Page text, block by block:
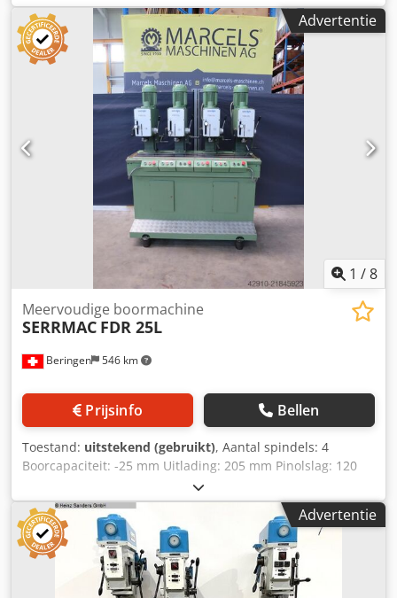
Spilafstand: 455 mm Kopinstelling: 250 via hand - zwengel
mm Aanzet:: 0,08 - 0,12 - 0,20 - 0,31 / 4 stappen
mm/omwenteling Aanzet:: automatisch + handmatig
Spiltoerental:: 180 - 2000 / 8 stappen omw/min
Spindel/tafel afstand: min. 3x 140mm en 1x 260mm mm
Spindel/tafel afstand: max. 3x 700mm en 1x 820mm mm
Tafeloppervlak: 1800 x 350 mm Tafelverstelling: 300 via
hand mm Totaal benodigd vermogen: 6,3 kW
Machinegewicht ca.: 2,4 ton Machineafmetingen ca. LxBxH:
2,1 x 0,9 x 2,2 m Toepassing: Boren, verzinken, ruimen en
draadsnijden. Elke boorspindel heeft zijn eigen
aandrijfmotor Uitrusting: Voetpedaal/bediening
Handslinger * Csdpfx Asu Idugogreha
Advertentie
1 /8
Beringen 546 km
Meervoudige boormachine
SERRMAC FDR 25L
Prijsinfo Bellen
Toestand: uitstekend (gebruikt), Aantal spindels: 4
Boorcapaciteit: -25 mm Uitlading: 205 mm Pinolslag: 120
mm Spindelsnelheden: 150–2.000 tpm Chjdpfx Asy Iz
Sdegrsa Tafelgrootte: 1400 x 275 mm Met draadsnij-
inrichting MARCELS MASCHINEN CH
Advertentie